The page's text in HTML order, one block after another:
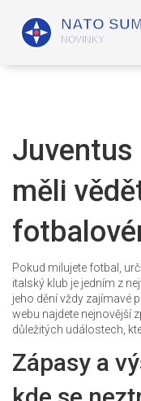
Juventus
měli
Pokud milujete fotbal,
italský klub je jedním z
jeho dění vždy zajímavé
webu najdete nejnovější
důležitých událostech,
Zápasy a